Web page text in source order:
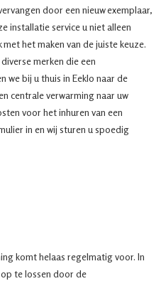
door een nieuw exemplaar,
installatie service u niet alleen
het maken van de juiste keuze.
merken die een
we bij u thuis in Eeklo naar de
centrale verwarming naar uw
voor het inhuren van een
in en wij sturen u spoedig
komt helaas regelmatig voor. In
te lossen door de